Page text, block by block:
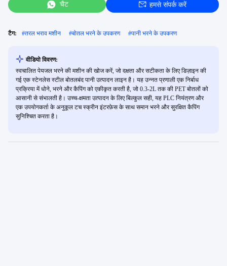
चैट हमसे संपर्क करें
टैग: #तरल भराव मशीन #बोतल भरने के उपकरण #पानी भरने के उपकरण
वीडियो विवरण:
स्वचालित पेयजल भरने की मशीन की खोज करें, जो दक्षता और सटीकता के लिए डिज़ाइन की
गई एक स्टेनलेस स्टील बोतलबंद पानी उत्पादन लाइन है। यह उन्नत प्रणाली एक निर्बाध
प्रक्रिया में धोने, भरने और कैपिंग को एकीकृत करती है, जो 0.3-2L तक की PET बोतलों को
आसानी से संभालती है। उच्च-क्षमता उत्पादन के लिए बिल्कुल सही, यह PLC नियंत्रण और
एक उपयोगकर्ता के अनुकूल टच स्क्रीन इंटरफ़ेस के साथ समान भरने और सुरक्षित कैपिंग
सुनिश्चित करता है।